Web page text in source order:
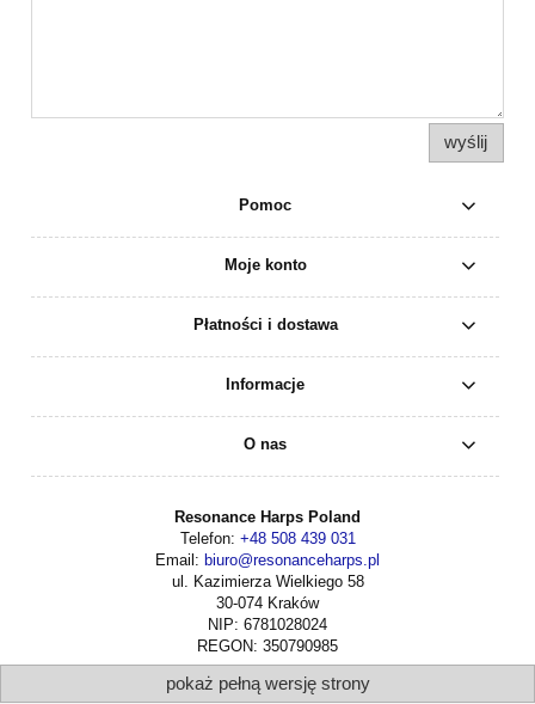
wyślij
Pomoc
Moje konto
Płatności i dostawa
Informacje
O nas
Resonance Harps Poland
Telefon: +48 508 439 031
Email: biuro@resonanceharps.pl
ul. Kazimierza Wielkiego 58
30-074 Kraków
NIP: 6781028024
REGON: 350790985
pokaż pełną wersję strony